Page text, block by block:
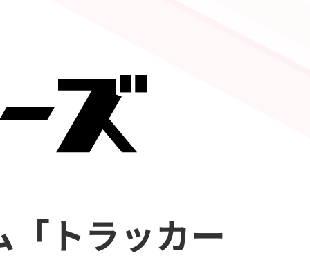
「トラッカー